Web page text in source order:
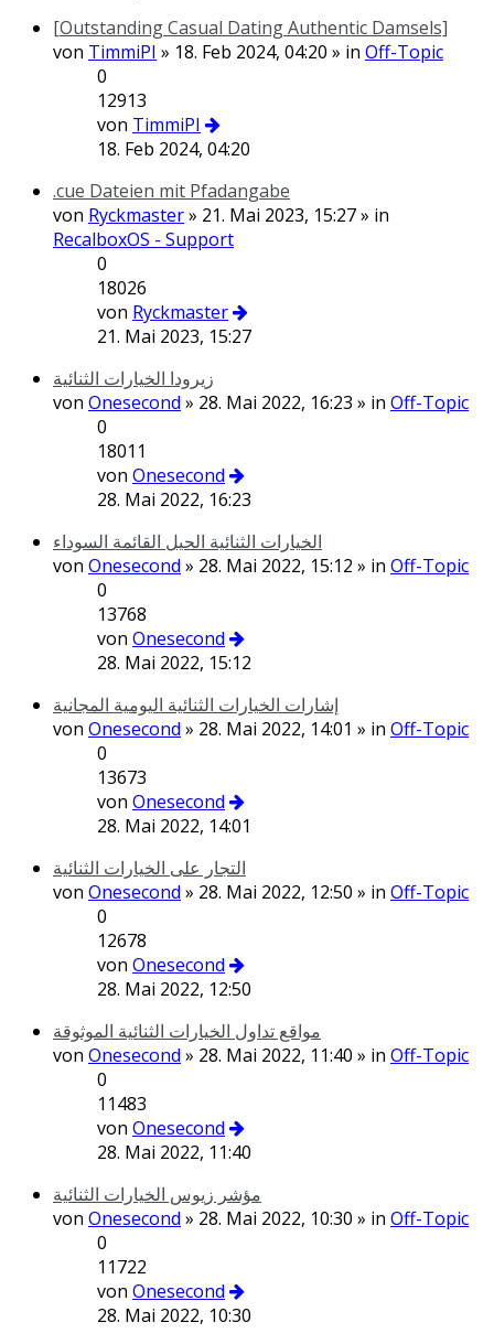
[Outstanding Сasual Dating Authentic Damsels]
von TimmiPI » 18. Feb 2024, 04:20 » in Off-Topic
0
12913
von TimmiPI
18. Feb 2024, 04:20
.cue Dateien mit Pfadangabe
von Ryckmaster» 21. Mai 2023, 15:27 » in
RecalboxOS - Support
0
18026
von Ryckmaster
21. Mai 2023, 15:27
زيرودا الخيارات الثنائية
von Onesecond » 28. Mai 2022, 16:23 » in Off-Topic
0
18011
von Onesecond
28. Mai 2022, 16:23
الخيارات الثنائية الحيل القائمة السوداء
von Onesecond » 28. Mai 2022, 15:12 » in Off-Topic
0
13768
von Onesecond
28. Mai 2022, 15:12
إشارات الخيارات الثنائية اليومية المجانية
von Onesecond » 28. Mai 2022, 14:01 » in Off-Topic
0
13673
von Onesecond
28. Mai 2022, 14:01
التجار على الخيارات الثنائية
von Onesecond » 28. Mai 2022, 12:50 » in Off-Topic
0
12678
von Onesecond
28. Mai 2022, 12:50
مواقع تداول الخيارات الثنائية الموثوقة
von Onesecond » 28. Mai 2022, 11:40 » in Off-Topic
0
11483
von Onesecond
28. Mai 2022, 11:40
مؤشر زيوس الخيارات الثنائية
von Onesecond » 28. Mai 2022, 10:30 » in Off-Topic
0
11722
von Onesecond
28. Mai 2022, 10:30